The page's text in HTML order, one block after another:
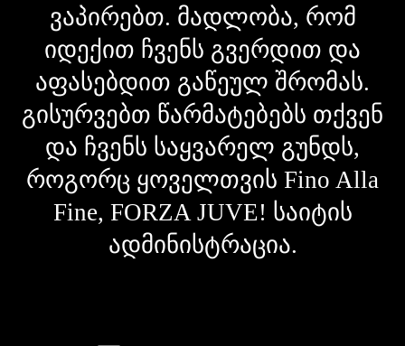
ვაპირებთ. მადლობა, რომ
იდექით ჩვენს გვერდით და
აფასებდით გაწეულ შრომას.
გისურვებთ წარმატებებს თქვენ
და ჩვენს საყვარელ გუნდს,
როგორც ყოველთვის Fino Alla
Fine, FORZA JUVE! საიტის
ადმინისტრაცია.